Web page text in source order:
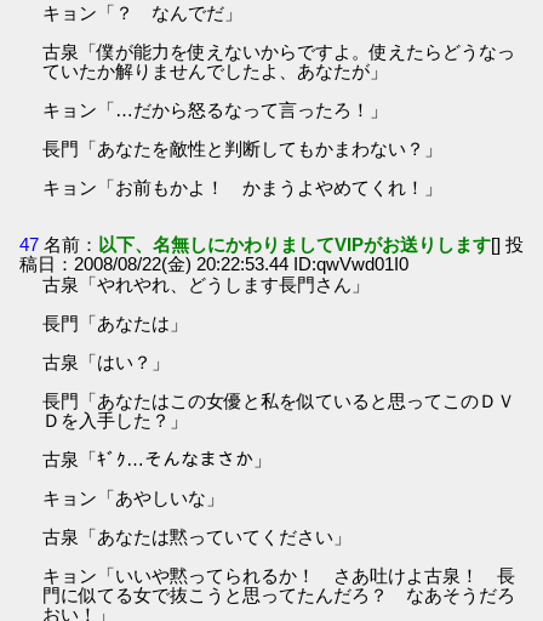
キョン「？ なんでだ」
古泉「僕が能力を使えないからですよ。使えたらどうなっ
ていたか解りませんでしたよ、あなたが」
キョン「…だから怒るなって言ったろ！」
長門「あなたを敵性と判断してもかまわない？」
キョン「お前もかよ！ かまうよやめてくれ！」
47 名前： 以下、名無しにかわりましてVIPがお送りします[] 投
稿日：2008/08/22(金) 20:22:53.44 ID:qwVwd01I0
古泉「やれやれ、どうします長門さん」
長門「あなたは」
古泉「はい？」
長門「あなたはこの女優と私を似ていると思ってこのＤＶ
Ｄを入手した？」
古泉「ｷﾞｸ…そんなまさか」
キョン「あやしいな」
古泉「あなたは黙っていてください」
キョン「いいや黙ってられるか！ さあ吐けよ古泉！ 長
門に似てる女で抜こうと思ってたんだろ？ なあそうだろ
おい！」